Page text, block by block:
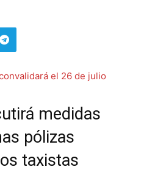
medidas
pólizas
taxistas